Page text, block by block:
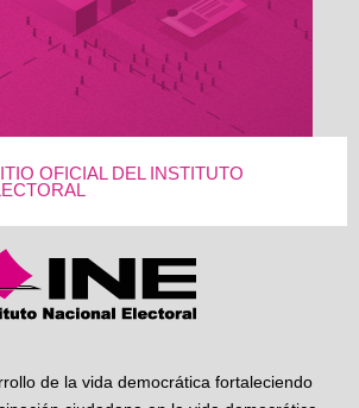
OFICIAL DEL INSTITUTO
de la vida democrática fortaleciendo